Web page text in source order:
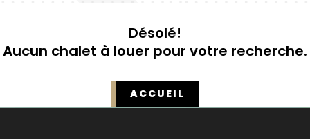
Désolé!
Aucun chalet à louer pour votre recherche.
ACCUEIL